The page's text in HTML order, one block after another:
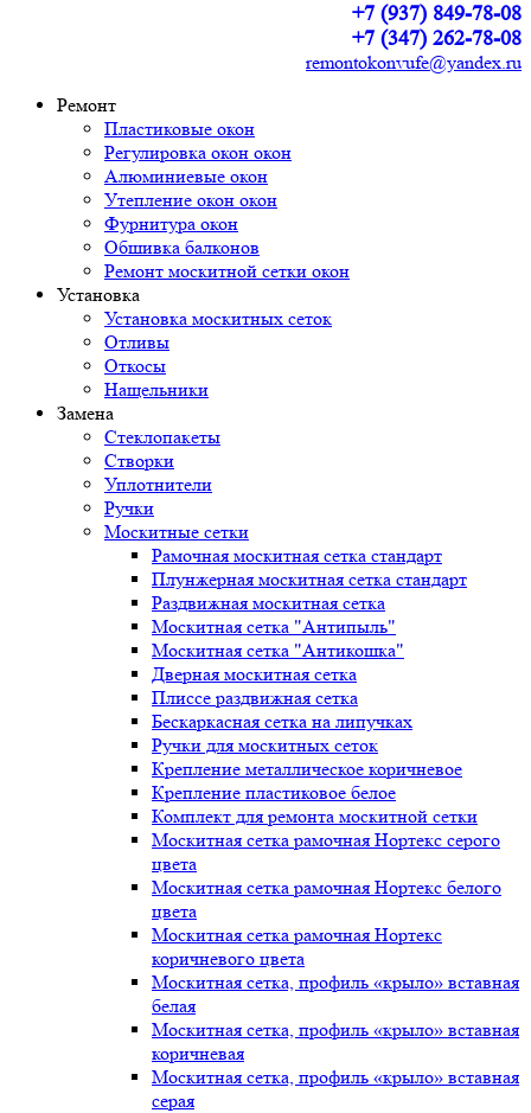
+7 (937) 849-78-08
+7 (347) 262-78-08
remontokonvufe@yandex.ru
Ремонт
Пластиковые окон
Регулировка окон окон
Алюминиевые окон
Утепление окон окон
Фурнитура окон
Обшивка балконов
Ремонт москитной сетки окон
Установка
Установка москитных сеток
Отливы
Откосы
Нащельники
Замена
Стеклопакеты
Створки
Уплотнители
Ручки
Москитные сетки
Рамочная москитная сетка стандарт
Плунжерная москитная сетка стандарт
Раздвижная москитная сетка
Москитная сетка "Антипыль"
Москитная сетка "Антикошка"
Дверная москитная сетка
Плиссе раздвижная сетка
Бескаркасная сетка на липучках
Ручки для москитных сеток
Крепление металлическое коричневое
Крепление пластиковое белое
Комплект для ремонта москитной сетки
Москитная сетка рамочная Нортекс серого
цвета
Москитная сетка рамочная Нортекс белого
цвета
Москитная сетка рамочная Нортекс
коричневого цвета
Москитная сетка, профиль «крыло» вставная
белая
Москитная сетка, профиль «крыло» вставная
коричневая
Москитная сетка, профиль «крыло» вставная
серая